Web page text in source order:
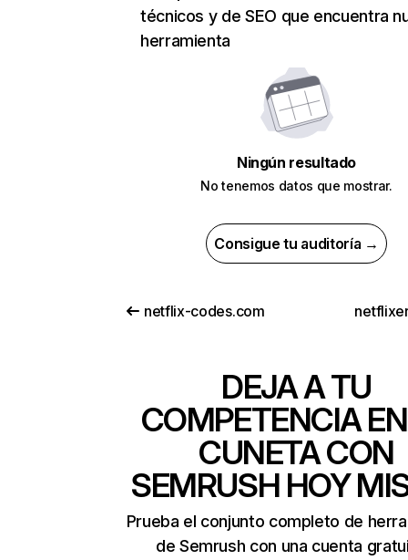
técnicos y de SEO que encuentra
herramienta
Ningún resultado
No tenemos datos que mostrar.
Consigue tu auditoría →
netflix-codes.com
DEJA A TU
COMPETENCIA
CUNETA CON
SEMRUSH HOY
Prueba el conjunto completo de
de Semrush con una cuenta